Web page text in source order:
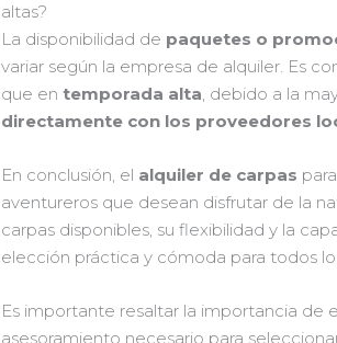
altas?
La disponibilidad de paquetes o
variar según la empresa de alquiler. Es
que entemporada alta, debido a la
directamente con los proveedores
En conclusión, el alquiler de carpas
aventureros que desean disfrutar de la
carpas disponibles, su flexibilidad y la
elección práctica y cómoda para todos
Es importante resaltar la importancia de
asesoramiento necesario para